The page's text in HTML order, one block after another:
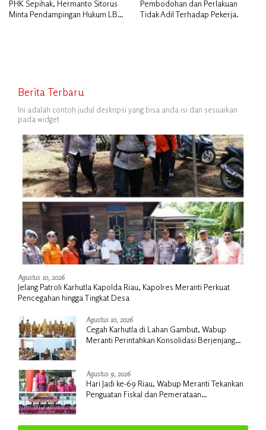
PHK Sepihak, Hermanto Sitorus
Minta Pendampingan Hukum LBH
Pembodohan dan Perlakuan
Tidak Adil Terhadap Pekerja.
Berita Terbaru
Ini adalah contoh judul deskripsi yang bisa anda isi dan sesuaikan
pada widget
Agustus 10, 2026
Jelang Patroli Karhutla Kapolda Riau, Kapolres Meranti Perkuat
Pencegahan hingga Tingkat Desa
Agustus 10, 2026
Cegah Karhutla di Lahan Gambut, Wabup
Meranti Perintahkan Konsolidasi Berjenjang
Agustus 9, 2026
Hari Jadi ke-69 Riau, Wabup Meranti Tekankan
Penguatan Fiskal dan Pemerataan